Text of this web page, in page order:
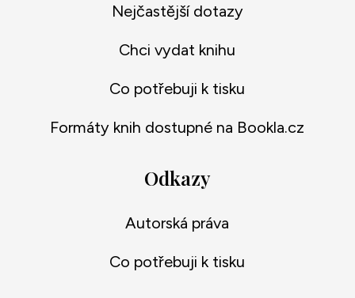
Nejčastější dotazy
Chci vydat knihu
Co potřebuji k tisku
Formáty knih dostupné na Bookla.cz
Odkazy
Autorská práva
Co potřebuji k tisku